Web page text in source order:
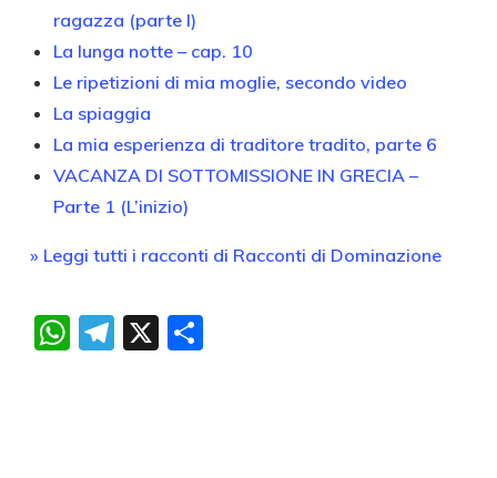
ragazza (parte I)
La lunga notte – cap. 10
Le ripetizioni di mia moglie, secondo video
La spiaggia
La mia esperienza di traditore tradito, parte 6
VACANZA DI SOTTOMISSIONE IN GRECIA –
Parte 1 (L’inizio)
» Leggi tutti i racconti di Racconti di Dominazione
WhatsApp
Telegram
X Condividi